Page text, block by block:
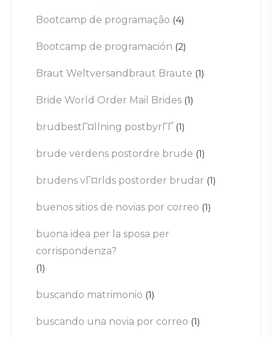
Bootcamp de programação (4)
Bootcamp de programación (2)
Braut Weltversandbraut Braute (1)
Bride World Order Mail Brides (1)
brudbestГ¤llning postbyrГҐ (1)
brude verdens postordre brude (1)
brudens vГ¤rlds postorder brudar (1)
buenos sitios de novias por correo (1)
buona idea per la sposa per
corrispondenza?
(1)
buscando matrimonio (1)
buscando una novia por correo (1)